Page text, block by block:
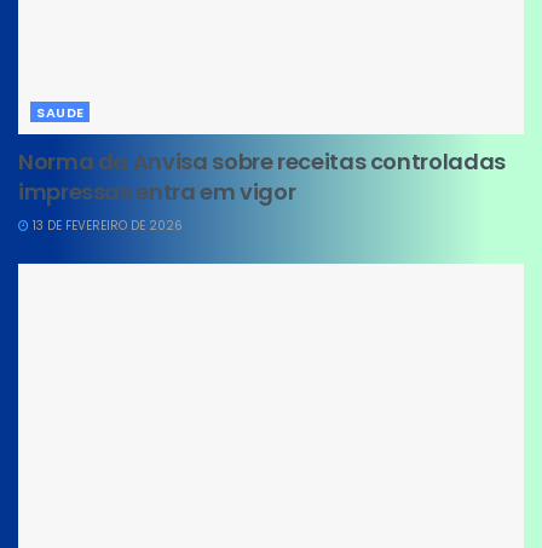
SAUDE
Norma da Anvisa sobre receitas controladas
impressas entra em vigor
13 DE FEVEREIRO DE 2026